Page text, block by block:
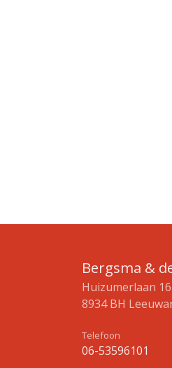
Bergsma &
Huizumerlaan 16
8934 BH
Telefoon
06-53596101